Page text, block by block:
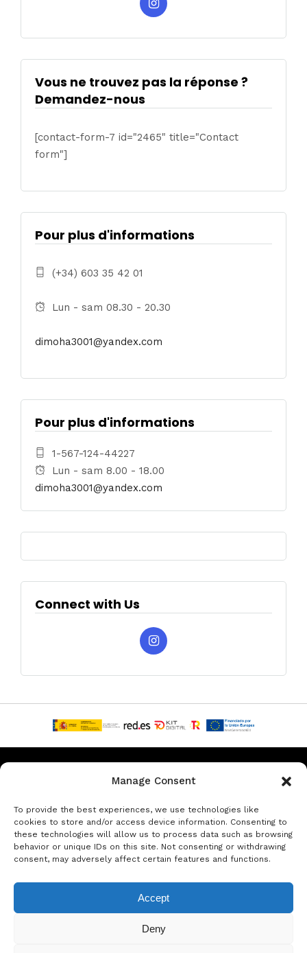
Manage Consent
To provide the best experiences, we use technologies like
cookies to store and/or access device information. Consenting to
these technologies will allow us to process data such as browsing
behavior or unique IDs on this site. Not consenting or withdrawing
consent, may adversely affect certain features and functions.
Accept
Deny
Vous ne trouvez pas la réponse ?
Demandez-nous
[contact-form-7 id="2465" title="Contact
form"]
Pour plus d'informations
(+34) 603 35 42 01
Lun - sam 08.30 - 20.30
dimoha3001@yandex.com
Pour plus d'informations
1-567-124-44227
Lun - sam 8.00 - 18.00
dimoha3001@yandex.com
Connect with Us
Privacy & Data Protection Policy Legal Notice
Louer une voiture à Barcelone Louer une voiture à Costa Brava
Louer une voiture à L'Estartit Louer une voiture à Girona
Copyright Jacob Formax SL